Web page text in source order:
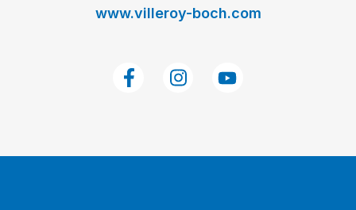
www.villeroy-boch.com